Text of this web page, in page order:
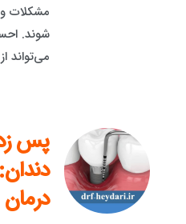
مشکلات
شوند.
می‌تواند
پس
درمان